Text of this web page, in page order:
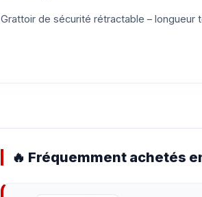
Grattoir de sécurité rétractable –
🔥 Fréquemment achetés